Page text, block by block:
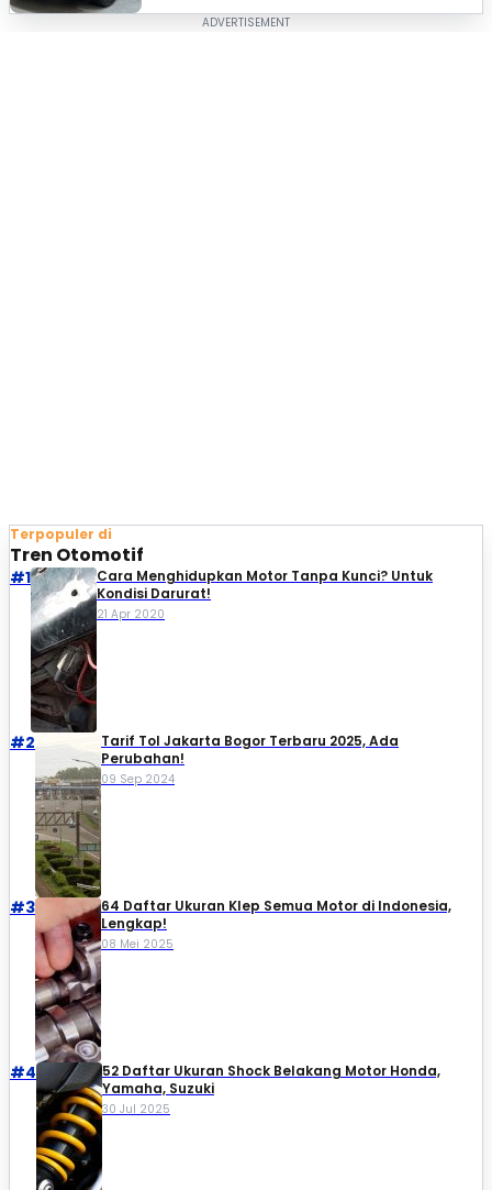
Terpopuler di
Tren Otomotif
#1
Cara Menghidupkan Motor Tanpa Kunci? Untuk
Kondisi Darurat!
21 Apr 2020
#2
Tarif Tol Jakarta Bogor Terbaru 2025, Ada
Perubahan!
09 Sep 2024
#3
64 Daftar Ukuran Klep Semua Motor di Indonesia,
Lengkap!
08 Mei 2025
#4
52 Daftar Ukuran Shock Belakang Motor Honda,
Yamaha, Suzuki​
30 Jul 2025